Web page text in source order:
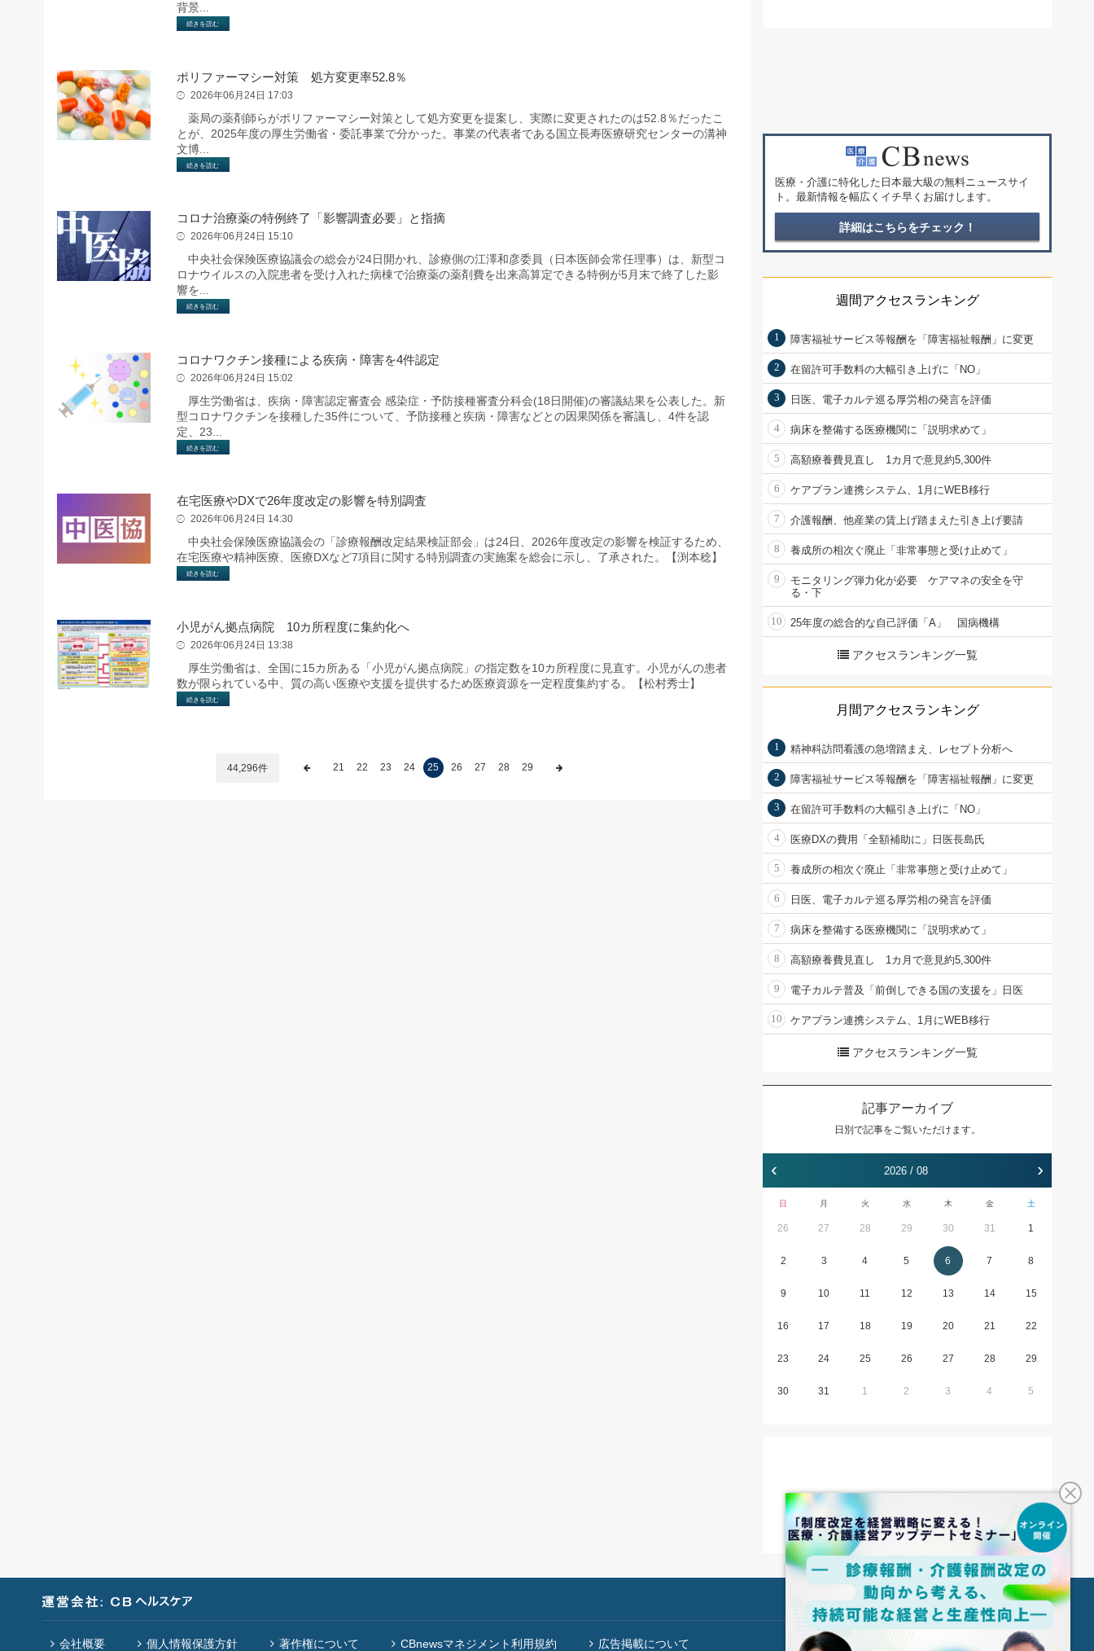
背景...
続きを読む
ポリファーマシー対策 処方変更率52.8％
2026年06月24日 17:03
薬局の薬剤師らがポリファーマシー対策として処方変更を提案し、実際に変更されたのは52.8％だったこ
とが、2025年度の厚生労働省・委託事業で分かった。事業の代表者である国立長寿医療研究センターの溝神
文博...
続きを読む
コロナ治療薬の特例終了「影響調査必要」と指摘
2026年06月24日 15:10
中央社会保険医療協議会の総会が24日開かれ、診療側の江澤和彦委員（日本医師会常任理事）は、新型コ
ロナウイルスの入院患者を受け入れた病棟で治療薬の薬剤費を出来高算定できる特例が5月末で終了した影
響を...
続きを読む
コロナワクチン接種による疾病・障害を4件認定
2026年06月24日 15:02
厚生労働省は、疾病・障害認定審査会 感染症・予防接種審査分科会(18日開催)の審議結果を公表した。新
型コロナワクチンを接種した35件について、予防接種と疾病・障害などとの因果関係を審議し、4件を認
定、23...
続きを読む
在宅医療やDXで26年度改定の影響を特別調査
2026年06月24日 14:30
中央社会保険医療協議会の「診療報酬改定結果検証部会」は24日、2026年度改定の影響を検証するため、
在宅医療や精神医療、医療DXなど7項目に関する特別調査の実施案を総会に示し、了承された。【渕本稔】
続きを読む
小児がん拠点病院 10カ所程度に集約化へ
2026年06月24日 13:38
厚生労働省は、全国に15カ所ある「小児がん拠点病院」の指定数を10カ所程度に見直す。小児がんの患者
数が限られている中、質の高い医療や支援を提供するため医療資源を一定程度集約する。【松村秀士】
続きを読む
44,296件 21 22 23 24 25 26 27 28 29
医療・介護に特化した日本最大級の無料ニュースサイ
ト。最新情報を幅広くイチ早くお届けします。
詳細はこちらをチェック！
週間アクセスランキング
1 障害福祉サービス等報酬を「障害福祉報酬」に変更
2 在留許可手数料の大幅引き上げに「NO」
3 日医、電子カルテ巡る厚労相の発言を評価
4 病床を整備する医療機関に「説明求めて」
5 高額療養費見直し 1カ月で意見約5,300件
6 ケアプラン連携システム、1月にWEB移行
7 介護報酬、他産業の賃上げ踏まえた引き上げ要請
8 養成所の相次ぐ廃止「非常事態と受け止めて」
9
モニタリング弾力化が必要 ケアマネの安全を守
る・下
10 25年度の総合的な自己評価「A」 国病機構
アクセスランキング一覧
月間アクセスランキング
1 精神科訪問看護の急増踏まえ、レセプト分析へ
2 障害福祉サービス等報酬を「障害福祉報酬」に変更
3 在留許可手数料の大幅引き上げに「NO」
4 医療DXの費用「全額補助に」日医長島氏
5 養成所の相次ぐ廃止「非常事態と受け止めて」
6 日医、電子カルテ巡る厚労相の発言を評価
7 病床を整備する医療機関に「説明求めて」
8 高額療養費見直し 1カ月で意見約5,300件
9 電子カルテ普及「前倒しできる国の支援を」日医
10 ケアプラン連携システム、1月にWEB移行
アクセスランキング一覧
記事アーカイブ
日別で記事をご覧いただけます。
‹ 2026 / 08 ›
日 月 火 水 木 金 土
26 27 28 29 30 31 1
2 3 4 5 6 7 8
9 10 11 12 13 14 15
16 17 18 19 20 21 22
23 24 25 26 27 28 29
30 31 1 2 3 4 5
会社概要 個人情報保護方針 著作権について CBnewsマネジメント利用規約 広告掲載について